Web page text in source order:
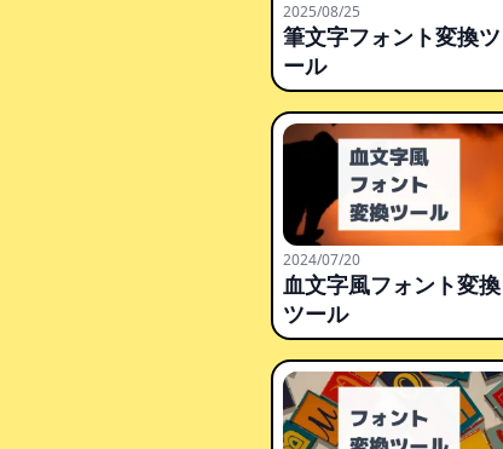
2025/08/25
筆文字フォント変換ツ
ール
2024/07/20
血文字風フォント変換
ツール